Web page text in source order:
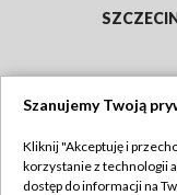
Szanujemy Twoją
Kliknij "Akceptuję i
korzystanie z technologii
dostęp do informacji na